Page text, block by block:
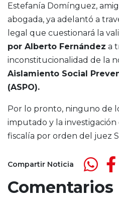
Estefanía Domínguez,
abogada, ya adelantó a
legal que cuestionará la
por Alberto Fernández a
inconstitucionalidad de la
Aislamiento Social
(ASPO).
Por lo pronto, ninguno de
imputado y la investigación
fiscalía por orden del juez
Compartir Noticia
Comentarios